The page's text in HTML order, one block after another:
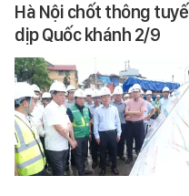
Hà Nội chốt thông
dịp Quốc khánh 2/9